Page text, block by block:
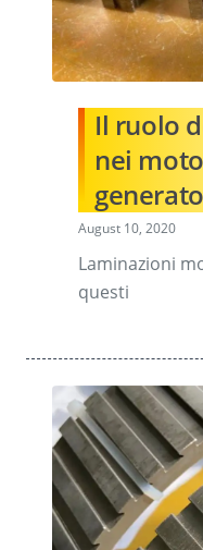
Il ruolo
nei
August 10, 2020
Laminazioni
questi